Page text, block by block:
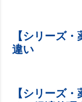
【シリーズ
違い
【シリーズ